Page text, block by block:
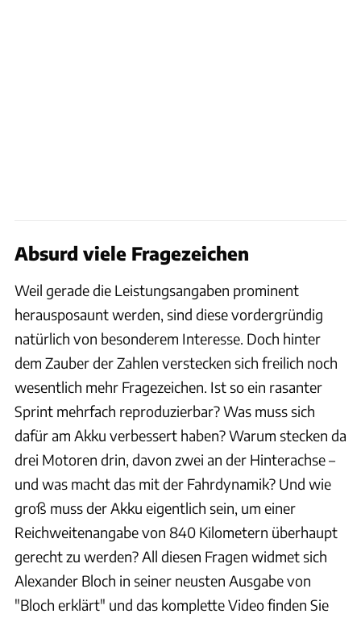
Absurd viele Fragezeichen
Weil gerade die Leistungsangaben prominent
herausposaunt werden, sind diese vordergründig
natürlich von besonderem Interesse. Doch hinter
dem Zauber der Zahlen verstecken sich freilich noch
wesentlich mehr Fragezeichen. Ist so ein rasanter
Sprint mehrfach reproduzierbar? Was muss sich
dafür am Akku verbessert haben? Warum stecken da
drei Motoren drin, davon zwei an der Hinterachse –
und was macht das mit der Fahrdynamik? Und wie
groß muss der Akku eigentlich sein, um einer
Reichweitenangabe von 840 Kilometern überhaupt
gerecht zu werden? All diesen Fragen widmet sich
Alexander Bloch in seiner neusten Ausgabe von
"Bloch erklärt" und das komplette Video finden Sie